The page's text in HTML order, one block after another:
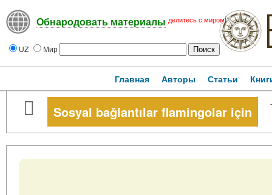
Обнародовать материалы делитесь с миром!
UZ Мир
Главная Авторы Статьи
Sosyal bağlantılar flamingolar için